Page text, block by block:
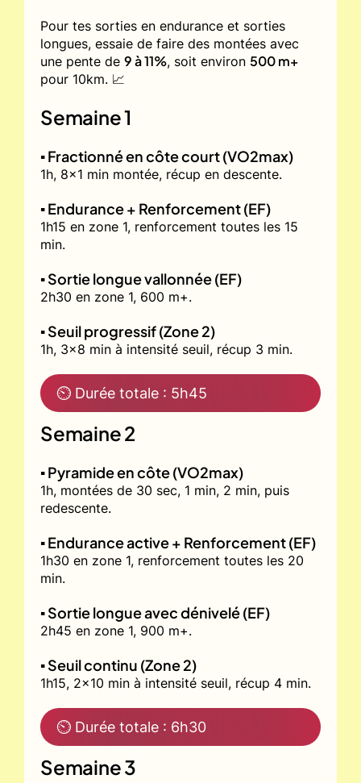
Pour tes sorties en endurance et sorties
longues, essaie de faire des montées avec
une pente de 9 à 11%, soit environ 500 m+
pour 10km. 📈
Semaine 1
▪️ Fractionné en côte court (VO2max)
1h, 8x1 min montée, récup en descente.
▪️ Endurance + Renforcement (EF)
1h15 en zone 1, renforcement toutes les 15
min.
▪️ Sortie longue vallonnée (EF)
2h30 en zone 1, 600 m+.
▪️ Seuil progressif (Zone 2)
1h, 3x8 min à intensité seuil, récup 3 min.
⏲ Durée totale : 5h45
Semaine 2
▪️ Pyramide en côte (VO2max)
1h, montées de 30 sec, 1 min, 2 min, puis
redescente.
▪️ Endurance active + Renforcement (EF)
1h30 en zone 1, renforcement toutes les 20
min.
▪️ Sortie longue avec dénivelé (EF)
2h45 en zone 1, 900 m+.
▪️ Seuil continu (Zone 2)
1h15, 2x10 min à intensité seuil, récup 4 min.
⏲ Durée totale : 6h30
Semaine 3